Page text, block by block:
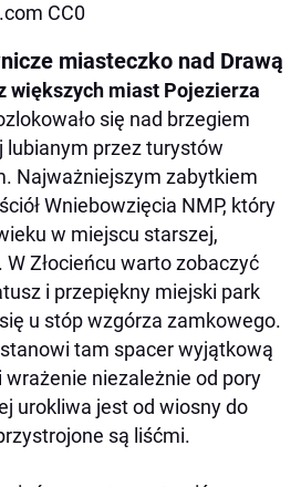
CC0
miasteczko nad Drawą
większych miast Pojezierza
się nad brzegiem
lubianym przez turystów
Najważniejszym zabytkiem
Wniebowzięcia NMP, który
w miejscu starszej,
Złocieńcu warto zobaczyć
i przepiękny miejski park
u stóp wzgórza zamkowego.
tam spacer wyjątkową
niezależnie od pory
urokliwa jest od wiosny do
są liśćmi.